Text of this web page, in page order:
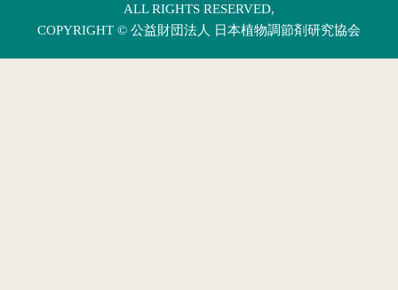
ALL RIGHTS RESERVED,
COPYRIGHT © 公益財団法人 日本植物調節剤研究協会